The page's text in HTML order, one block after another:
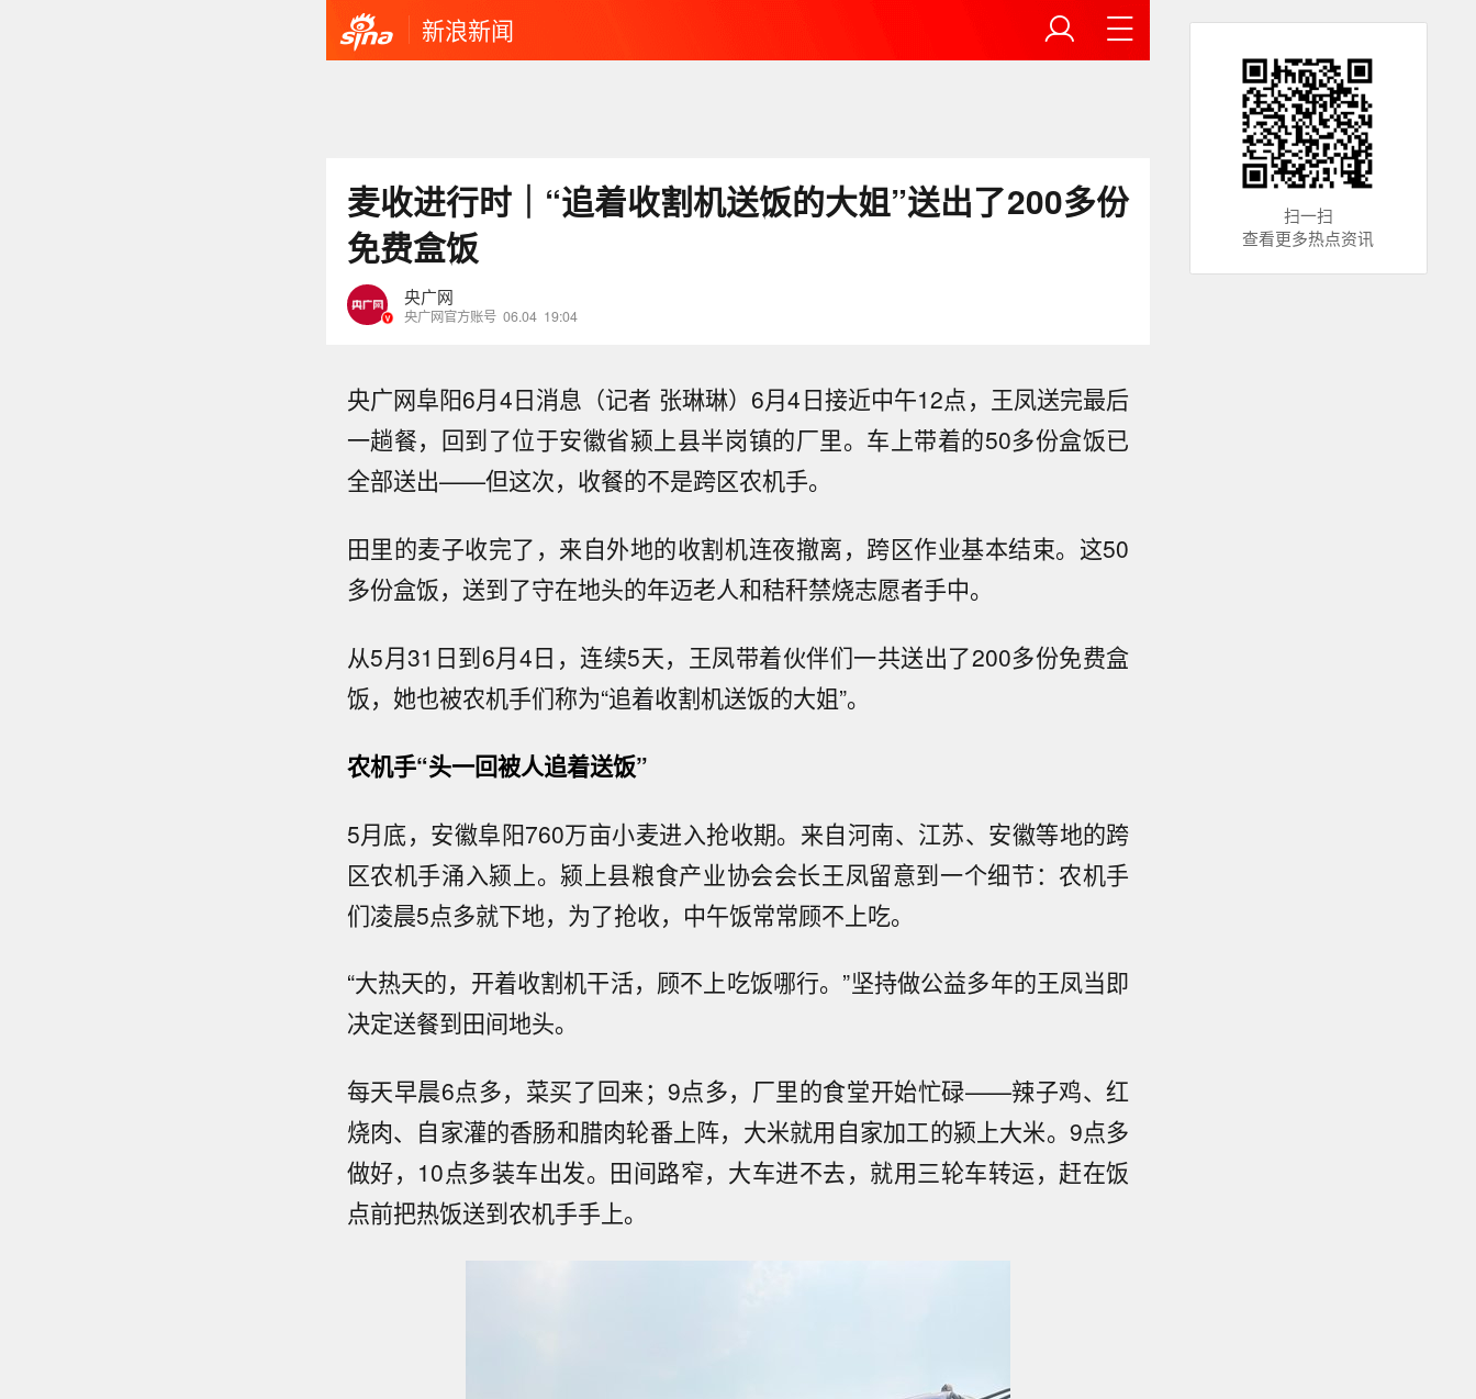
新浪新闻
麦收进行时｜“追着收割机送饭的大姐”送出了200多份
免费盒饭
央广网
央广网官方账号 06.04 19:04
央广网阜阳6月4日消息（记者 张琳琳）6月4日接近中午12点，王凤送完最后
一趟餐，回到了位于安徽省颍上县半岗镇的厂里。车上带着的50多份盒饭已
全部送出——但这次，收餐的不是跨区农机手。
田里的麦子收完了，来自外地的收割机连夜撤离，跨区作业基本结束。这50
多份盒饭，送到了守在地头的年迈老人和秸秆禁烧志愿者手中。
从5月31日到6月4日，连续5天，王凤带着伙伴们一共送出了200多份免费盒
饭，她也被农机手们称为“追着收割机送饭的大姐”。
农机手“头一回被人追着送饭”
5月底，安徽阜阳760万亩小麦进入抢收期。来自河南、江苏、安徽等地的跨
区农机手涌入颍上。颍上县粮食产业协会会长王凤留意到一个细节：农机手
们凌晨5点多就下地，为了抢收，中午饭常常顾不上吃。
“大热天的，开着收割机干活，顾不上吃饭哪行。”坚持做公益多年的王凤当即
决定送餐到田间地头。
每天早晨6点多，菜买了回来；9点多，厂里的食堂开始忙碌——辣子鸡、红
烧肉、自家灌的香肠和腊肉轮番上阵，大米就用自家加工的颍上大米。9点多
做好，10点多装车出发。田间路窄，大车进不去，就用三轮车转运，赶在饭
点前把热饭送到农机手手上。
扫一扫
查看更多热点资讯